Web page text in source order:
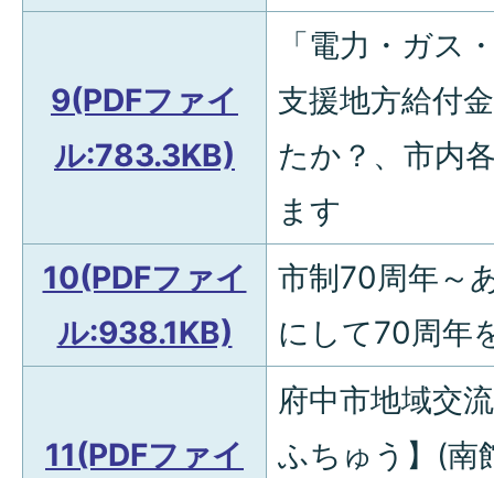
9(PDFファイ
ル:783.3KB)
「電力・ガス
支援地方給付
たか？、市内
ます
10(PDFファイ
ル:938.1KB)
市制70周年～
にして70周年
11(PDFファイ
府中市地域交
ふちゅう】(南